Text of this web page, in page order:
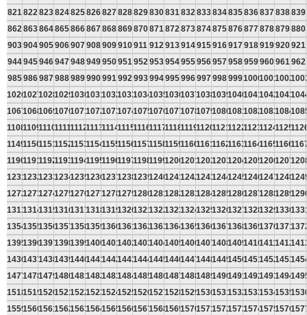
821 822 823824825826827828829830831 832 833834835836837838839
862 863864865866867868869870871 872 873874875876877878879880
903904905906907908909910911 912 913914915916917918919920921
944945946947948949950951 952 953954955956957958959960961 962
985986987988989990991 992 993994995996997998999100010011002
102610271028102910301031103210331034103510361037103810391040104110421043
106710681069107010711072107310741075107610771078107910801081108210831084
110811091110111111121113111411151116111711181119112011211122112311241125
114911501151115211531154115511561157115811591160116111621163116411651166
119011911192119311941195119611971198119912001201120212031204120512061207
123112321233123412351236123712381239124012411242124312441245124612471248
127212731274127512761277127812791280128112821283128412851286128712881289
131313141315131613171318131913201321132213231324132513261327132813291330
135413551356135713581359136013611362136313641365136613671368136913701371
139513961397139813991400140114021403140414051406140714081409141014111412
143614371438143914401441144214431444144514461447144814491450145114521453
147714781479148014811482148314841485148614871488148914901491149214931494
151815191520152115221523152415251526152715281529153015311532153315341535
155915601561156215631564156515661567156815691570157115721573157415751576